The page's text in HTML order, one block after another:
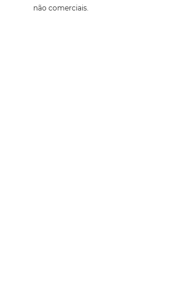
não comerciais.